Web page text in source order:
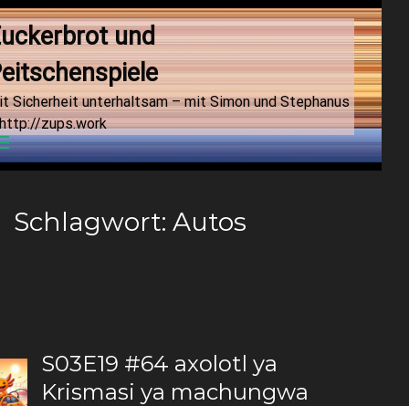
und
Sicherheit unterhaltsam – mit Simon und Stephanus
zups.work
Schlagwort: Autos
S03E19 #64 axolotl ya
Krismasi ya machungwa